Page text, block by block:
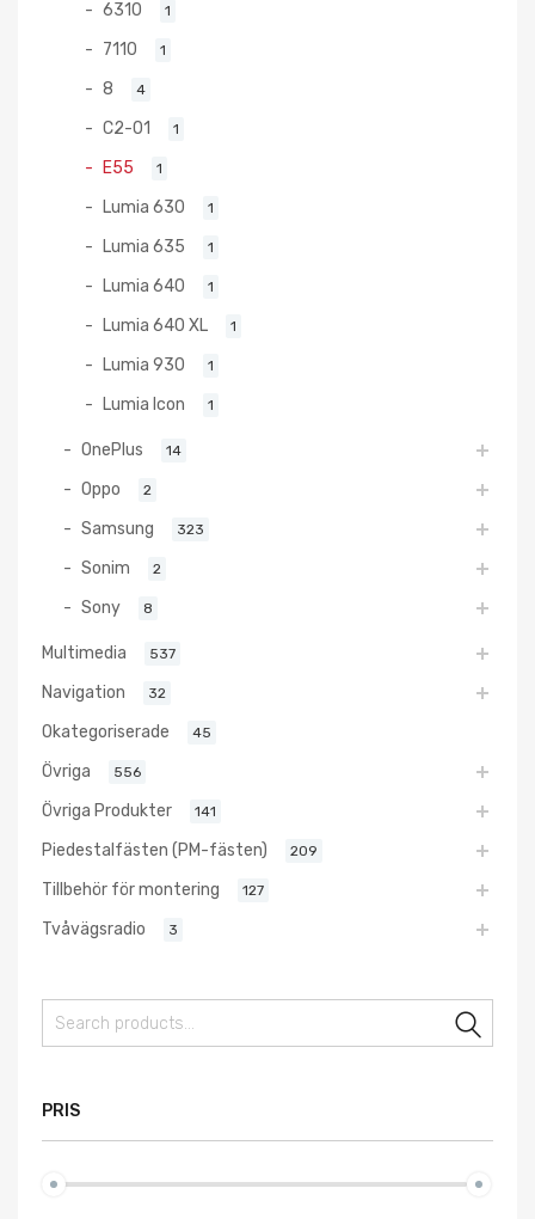
6310 1
7110 1
8 4
C2-01 1
E55 1
Lumia 630 1
Lumia 635 1
Lumia 640 1
Lumia 640 XL 1
Lumia 930 1
Lumia Icon 1
OnePlus 14
Oppo 2
Samsung 323
Sonim 2
Sony 8
Multimedia 537
Navigation 32
Okategoriserade 45
Övriga 556
Övriga Produkter 141
Piedestalfästen (PM-fästen) 209
Tillbehör för montering 127
Tvåvägsradio 3
PRIS